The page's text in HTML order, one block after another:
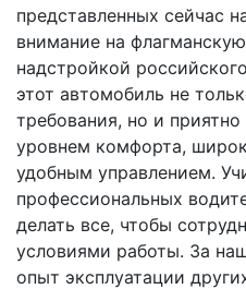
представленных сейчас
внимание на
надстройкой
этот автомобиль не
требования, но и
уровнем комфорта,
удобным управлением.
профессиональных
делать все, чтобы
условиями работы. За
опыт эксплуатации